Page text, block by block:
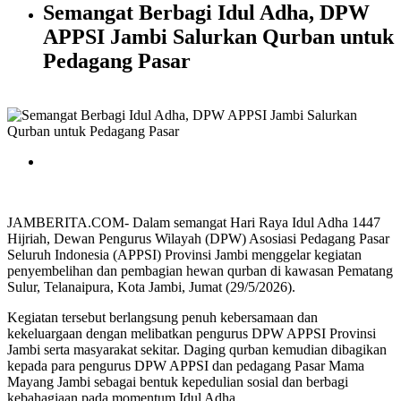
Semangat Berbagi Idul Adha, DPW
APPSI Jambi Salurkan Qurban untuk
Pedagang Pasar
JAMBERITA.COM- Dalam semangat Hari Raya Idul Adha 1447
Hijriah, Dewan Pengurus Wilayah (DPW) Asosiasi Pedagang Pasar
Seluruh Indonesia (APPSI) Provinsi Jambi menggelar kegiatan
penyembelihan dan pembagian hewan qurban di kawasan Pematang
Sulur, Telanaipura, Kota Jambi, Jumat (29/5/2026).
Kegiatan tersebut berlangsung penuh kebersamaan dan
kekeluargaan dengan melibatkan pengurus DPW APPSI Provinsi
Jambi serta masyarakat sekitar. Daging qurban kemudian dibagikan
kepada para pengurus DPW APPSI dan pedagang Pasar Mama
Mayang Jambi sebagai bentuk kepedulian sosial dan berbagi